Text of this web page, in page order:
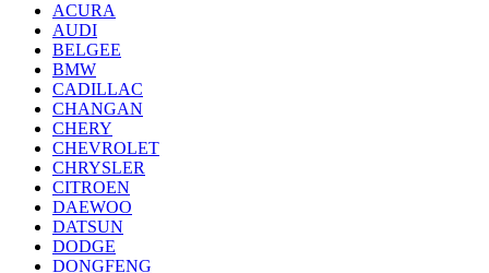
ACURA
AUDI
BELGEE
BMW
CADILLAC
CHANGAN
CHERY
CHEVROLET
CHRYSLER
CITROEN
DAEWOO
DATSUN
DODGE
DONGFENG